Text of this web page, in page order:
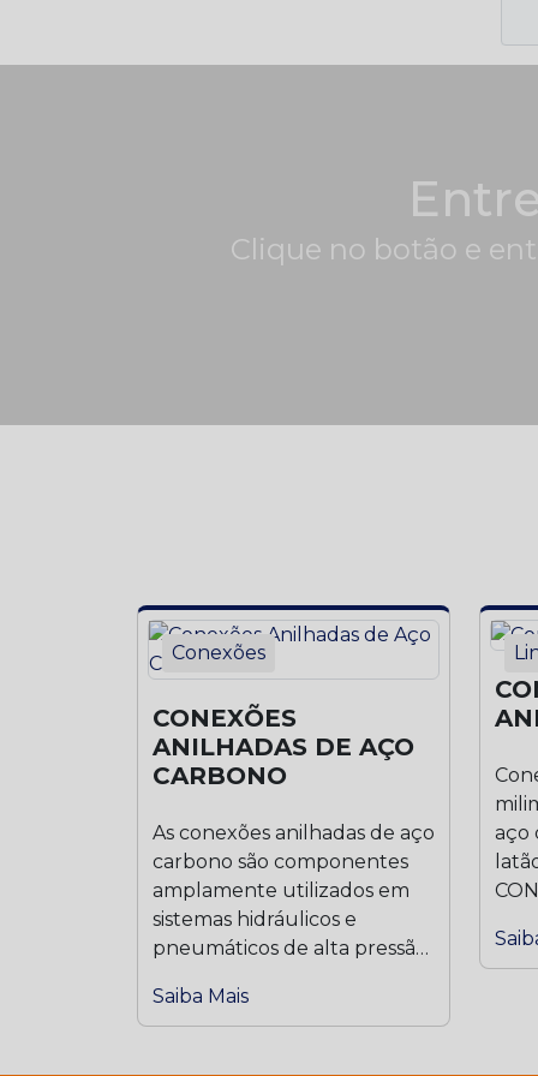
Clique no botão e
Conexões
CONEXÕES
ANILHADAS DE AÇO
CARBONO
As conexões anilhadas de aço
carbono são componentes
amplamente utilizados em
sistemas hidráulicos e
pneumáticos de alta pressão,
Saiba Mais
aço